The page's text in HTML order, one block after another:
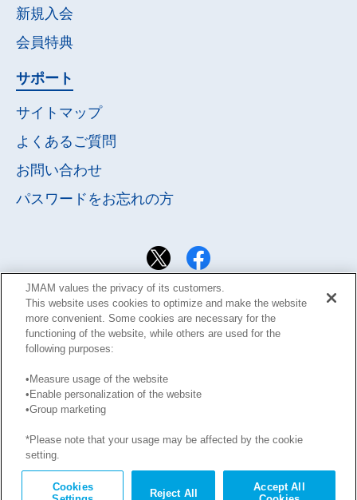
新規入会
会員特典
サポート
サイトマップ
よくあるご質問
お問い合わせ
パスワードをお忘れの方
サイト利用規約
このサイトに掲載された記事の無断転載を禁じます。
Copyright © JMA Management Center Inc.
JMAM values the privacy of its customers.
This website uses cookies to optimize and make the website
more convenient. Some cookies are necessary for the
functioning of the website, while others are used for the
following purposes:
•Measure usage of the website
•Enable personalization of the website
•Group marketing
*Please note that your usage may be affected by the cookie
setting.
Cookies
Reject All
Accept All